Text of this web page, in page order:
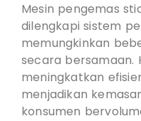
Mesin pengemas
dilengkapi sistem
memungkinkan
secara bersamaan.
meningkatkan
menjadikan
konsumen